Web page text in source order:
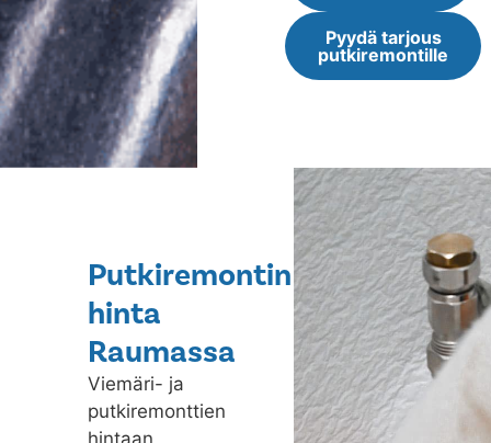
Pyydä tarjous
putkiremontille
Putkiremontin
hinta
Raumassa
Viemäri- ja
putkiremonttien